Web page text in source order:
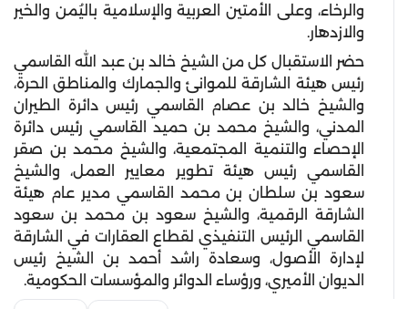
والرخاء، وعلى الأمتين العربية والإسلامية باليُمن والخير
والازدهار.
حضر الاستقبال كل من الشيخ خالد بن عبد الله القاسمي
رئيس هيئة الشارقة للموانئ والجمارك والمناطق الحرة،
والشيخ خالد بن عصام القاسمي رئيس دائرة الطيران
المدني، والشيخ محمد بن حميد القاسمي رئيس دائرة
الإحصاء والتنمية المجتمعية، والشيخ محمد بن صقر
القاسمي رئيس هيئة تطوير معايير العمل، والشيخ
سعود بن سلطان بن محمد القاسمي مدير عام هيئة
الشارقة الرقمية، والشيخ سعود بن محمد بن سعود
القاسمي الرئيس التنفيذي لقطاع العقارات في الشارقة
لإدارة الأصول، وسعادة راشد أحمد بن الشيخ رئيس
الديوان الأميري، ورؤساء الدوائر والمؤسسات الحكومية.